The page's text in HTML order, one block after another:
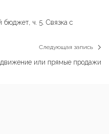
бюджет, ч. 5. Связка с
Следующая запись
или прямые продажи